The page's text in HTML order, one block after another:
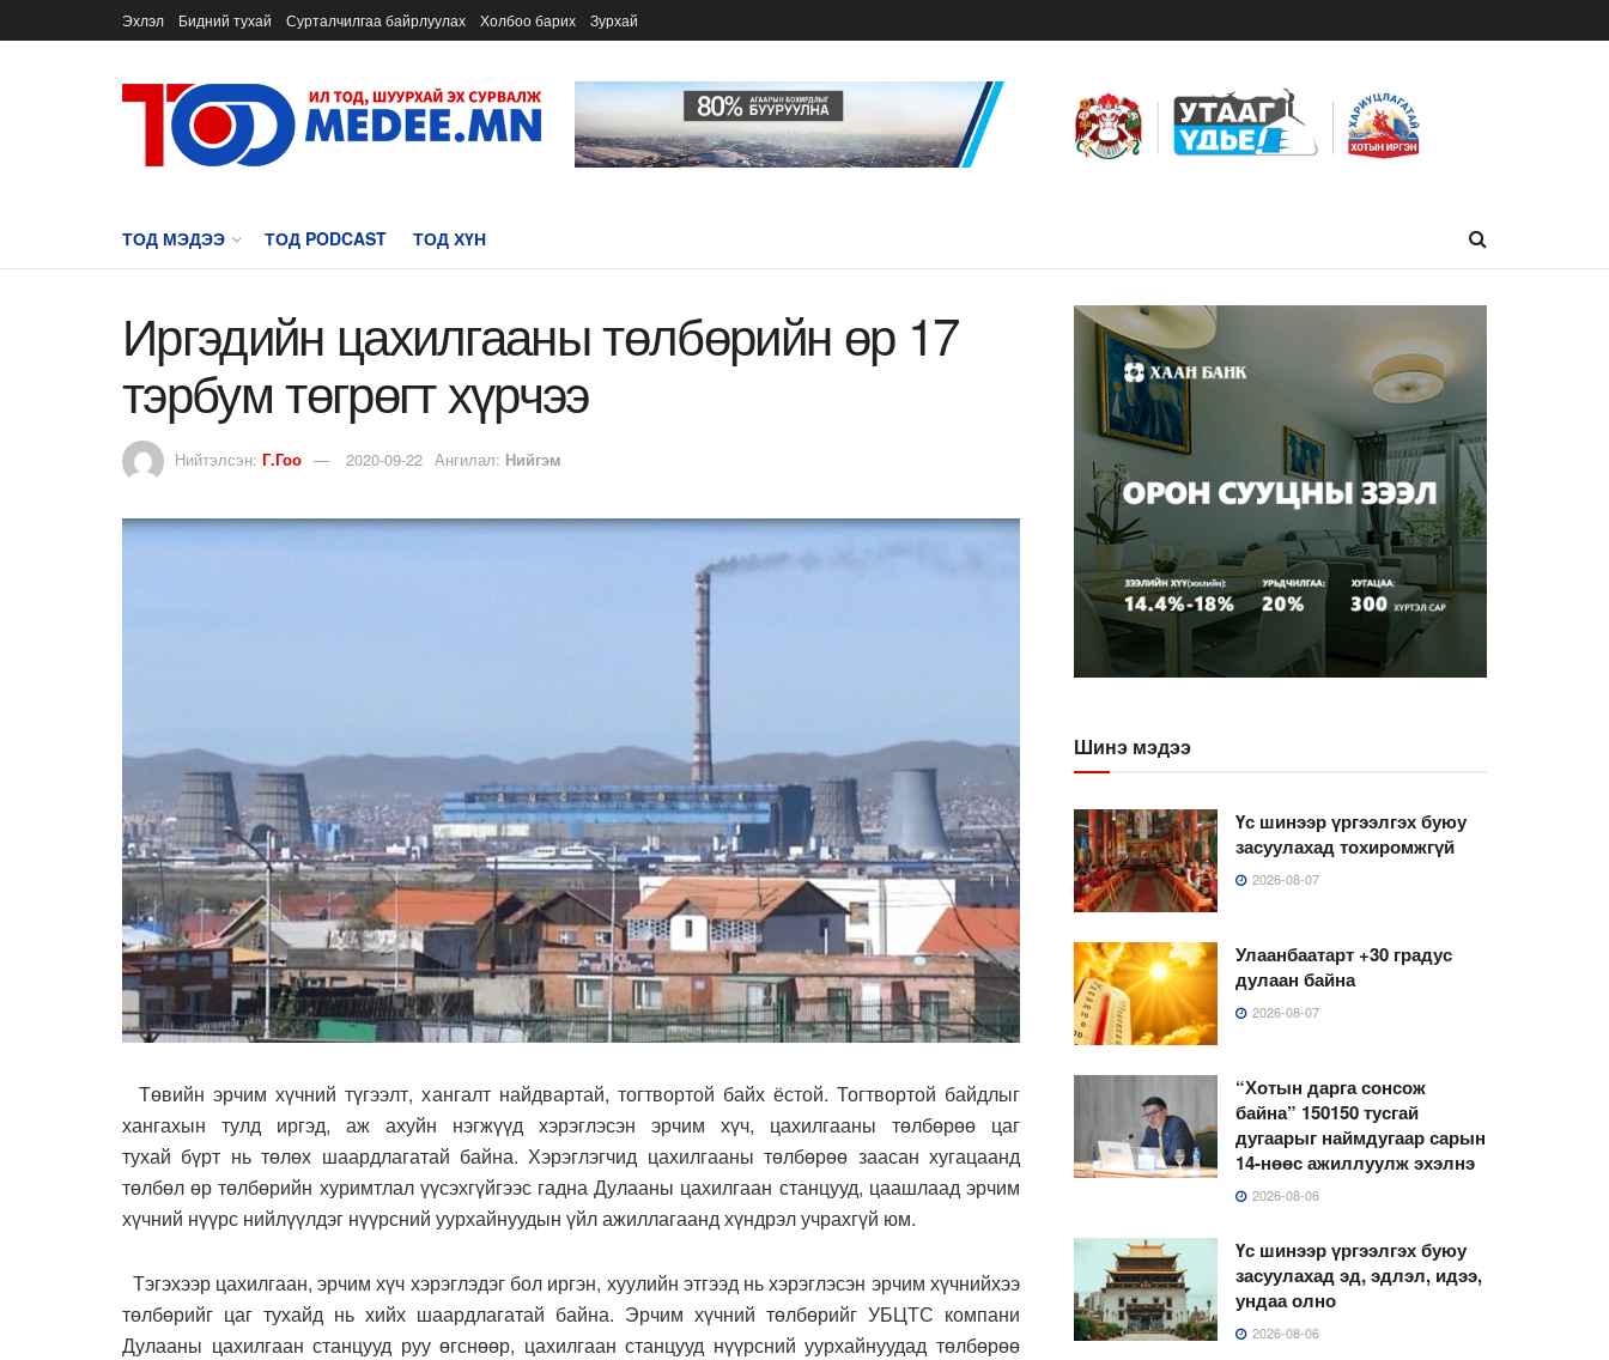
Эхлэл Бидний тухай Сурталчилгаа байрлуулах Холбоо барих Зурхай
ТОД МЭДЭЭ ТОД PODCAST ТОД ХҮН
Иргэдийн цахилгааны төлбөрийн өр 17
тэрбум төгрөгт хүрчээ
Нийтэлсэн: Г.Гоо 2020-09-22 Ангилал: Нийгэм
Төвийн эрчим хүчний түгээлт, хангалт найдвартай, тогтвортой байх ёстой. Тогтвортой байдлыг
хангахын тулд иргэд, аж ахуйн нэгжүүд хэрэглэсэн эрчим хүч, цахилгааны төлбөрөө цаг
тухай бүрт нь төлөх шаардлагатай байна. Хэрэглэгчид цахилгааны төлбөрөө заасан хугацаанд
төлбөл өр төлбөрийн хуримтлал үүсэхгүйгээс гадна Дулааны цахилгаан станцууд, цаашлаад эрчим
хүчний нүүрс нийлүүлдэг нүүрсний уурхайнуудын үйл ажиллагаанд хүндрэл учрахгүй юм.
Тэгэхээр цахилгаан, эрчим хүч хэрэглэдэг бол иргэн, хуулийн этгээд нь хэрэглэсэн эрчим хүчнийхээ
төлбөрийг цаг тухайд нь хийх шаардлагатай байна. Эрчим хүчний төлбөрийг УБЦТС компани
Дулааны цахилгаан станцууд руу өгснөөр, цахилгаан станцууд нүүрсний уурхайнуудад төлбөрөө
Шинэ мэдээ
Үс шинээр үргээлгэх буюу
засуулахад тохиромжгүй
2026-08-07
Улаанбаатарт +30 градус
дулаан байна
2026-08-07
“Хотын дарга сонсож
байна” 150150 тусгай
дугаарыг наймдугаар сарын
14-нөөс ажиллуулж эхэлнэ
2026-08-06
Үс шинээр үргээлгэх буюу
засуулахад эд, эдлэл, идээ,
ундаа олно
2026-08-06